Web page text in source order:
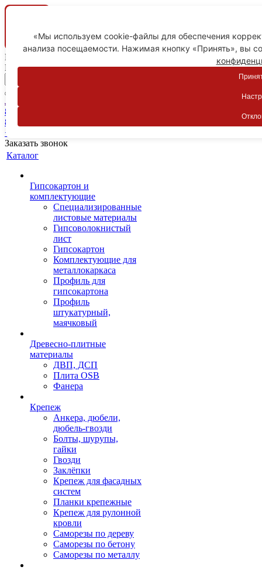
Ваш город
Пятигорск
Личный кабинет
8-800-775-59-89
8-800-775-59-89
+7 918 754-83-77
Заказать звонок
Каталог
Гипсокартон и
комплектующие
Специализированные
листовые материалы
Гипсоволокнистый
лист
Гипсокартон
Комплектующие для
металлокаркаса
Профиль для
гипсокартона
Профиль
штукатурный,
маячковый
Древесно-плитные
материалы
ДВП, ДСП
Плита OSB
Фанера
Крепеж
Анкера, дюбели,
дюбель-гвозди
Болты, шурупы,
гайки
Гвозди
Заклёпки
Крепеж для фасадных
систем
Планки крепежные
Крепеж для рулонной
кровли
Саморезы по дереву
Саморезы по бетону
Саморезы по металлу
«Мы используем cookie-файлы для обеспечения
анализа посещаемости. Нажимая кнопку «Принять», вы